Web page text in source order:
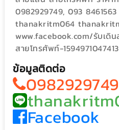
0982929749, 093
thanakritm064
www.facebook.com/รับเดิ
สายโทรศัพท์-
ข้อมูลติดต่อ
0982929749
Facebook